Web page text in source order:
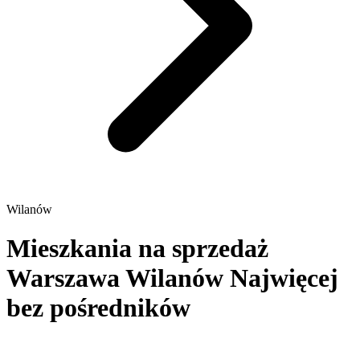
Wilanów
Mieszkania na sprzedaż
Warszawa Wilanów Najwięcej
bez pośredników